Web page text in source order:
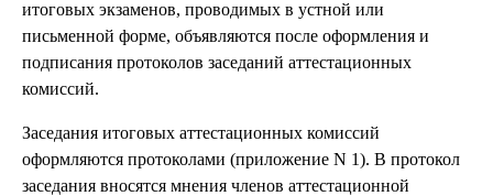
итоговых экзаменов, проводимых в устной или
письменной форме, объявляются после оформления и
подписания протоколов заседаний аттестационных
комиссий.
Заседания итоговых аттестационных комиссий
оформляются протоколами (приложение N 1). В протокол
заседания вносятся мнения членов аттестационной